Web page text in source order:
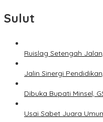
Sulut
Ruislag Setengah
Jalin Sinergi
Dibuka Bupati Minsel,
Usai Sabet Juara